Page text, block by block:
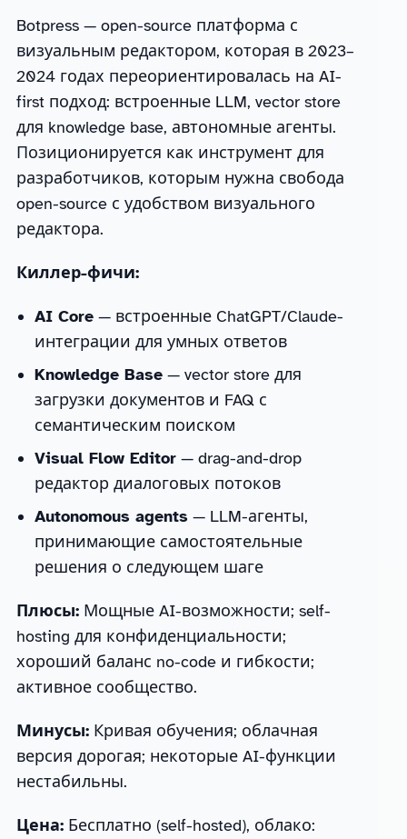
Botpress — open-source платформа с
визуальным редактором, которая в 2023–
2024 годах переориентировалась на AI-
first подход: встроенные LLM, vector store
для knowledge base, автономные агенты.
Позиционируется как инструмент для
разработчиков, которым нужна свобода
open-source с удобством визуального
редактора.
Киллер-фичи:
AI Core— встроенные ChatGPT/Claude-
интеграции для умных ответов
Knowledge Base— vector store для
загрузки документов и FAQ с
семантическим поиском
Visual Flow Editor— drag-and-drop
редактор диалоговых потоков
Autonomous agents — LLM-агенты,
принимающие самостоятельные
решения о следующем шаге
Плюсы:Мощные AI-возможности; self-
hosting для конфиденциальности;
хороший баланс no-code и гибкости;
активное сообщество.
Минусы:Кривая обучения; облачная
версия дорогая; некоторые AI-функции
нестабильны.
Цена:Бесплатно (self-hosted), облако: